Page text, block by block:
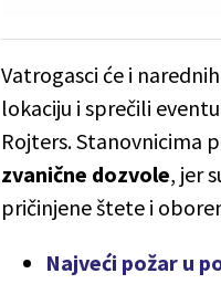
Vatrogasci će i
lokaciju i sprečili
Rojters. Stanovnicima
zvanične dozvole, jer
pričinjene štete i
Najveći požar u